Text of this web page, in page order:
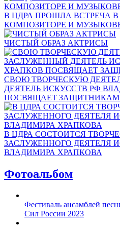
В ЦДРА ПРОШЛА ВСТРЕЧА
КОМПОЗИТОРЕ И
ЧИСТЫЙ ОБРАЗ АКТРИСЫ
СВОЮ ТВОРЧЕСКУЮ
ДЕЯТЕЛЬ ИСКУССТВ РФ
ПОСВЯЩАЕТ ЗАЩИТНИКАМ
В ЦДРА СОСТОИТСЯ
ЗАСЛУЖЕННОГО ДЕЯТЕЛЯ
ВЛАДИМИРА ХРАПКОВА
Фотоальбом
Фестиваль ансамблей
Сил России 2023